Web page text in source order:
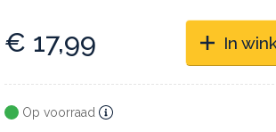
€ 17,99 In
Op voorraad